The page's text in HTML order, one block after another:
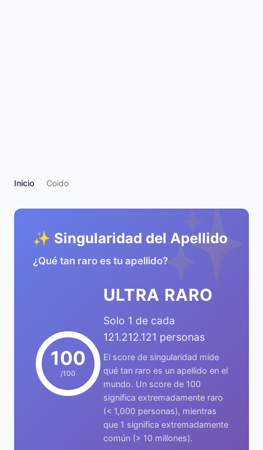
Inicio Coido
✨
✨ Singularidad del Apellido
¿Qué tan raro es tu apellido?
100
/100
ULTRA RARO
Solo 1 de cada
121.212.121 personas
El score de singularidad mide
qué tan raro es un apellido en el
mundo. Un score de 100
significa extremadamente raro
(< 1,000 personas), mientras
que 1 significa extremadamente
común (> 10 millones).